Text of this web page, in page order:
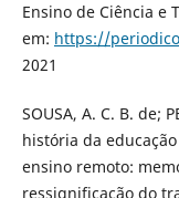
Ensino de Ciência e
em: https://
2021
SOUSA, A. C. B. de;
história da
ensino remoto:
ressignificação do